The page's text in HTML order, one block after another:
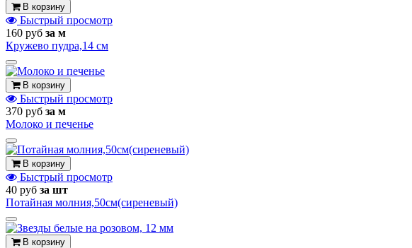
В корзину
Быстрый просмотр
160 руб за м
Кружево пудра,14 см
В корзину
Быстрый просмотр
370 руб за м
Молоко и печенье
В корзину
Быстрый просмотр
40 руб за шт
Потайная молния,50см(сиреневый)
В корзину